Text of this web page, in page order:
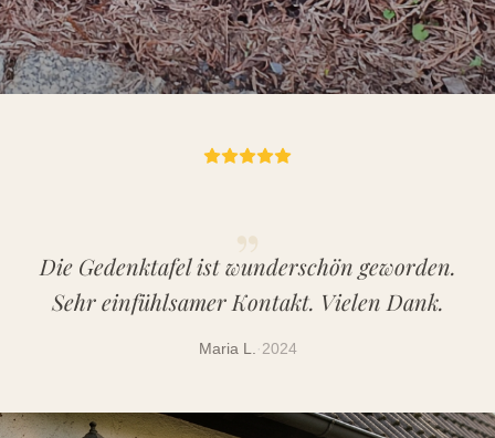
„
Die Gedenktafel ist wunderschön geworden.
Sehr einfühlsamer Kontakt. Vielen Dank.
Maria L. ·2024